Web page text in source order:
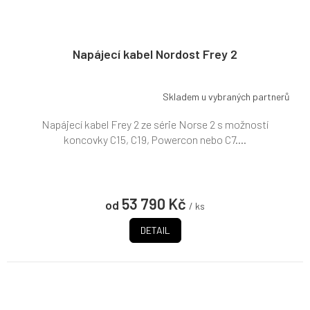
Napájecí kabel Nordost Frey 2
Skladem u vybraných partnerů
od 53 790 Kč / ks
DETAIL
Napájecí kabel Frey 2 ze série Norse 2 s možností
koncovky C15, C19, Powercon nebo C7....